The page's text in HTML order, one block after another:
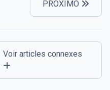
PRÓXIMO
Voir articles connexes